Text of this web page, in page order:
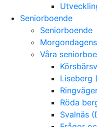
Seniorboende
Seniorboende
Våra
Liseberg
Röda
Svalnäs